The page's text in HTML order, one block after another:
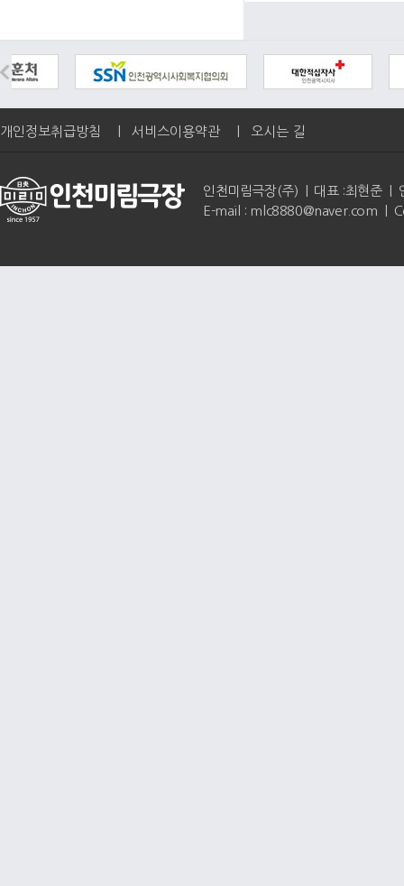
개인정보취급방침 서비스이용약관 오시는 길
인천미림극장(주) | 대표 :최현준 |
E-mail : mlc8880@naver.com |